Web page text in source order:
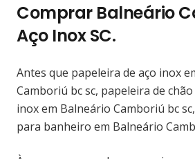
Comprar Balneário
Aço Inox SC.
Antes que papeleira de aço inox
Camboriú bc sc, papeleira de
inox em Balneário Camboriú bc
para banheiro em Balneário